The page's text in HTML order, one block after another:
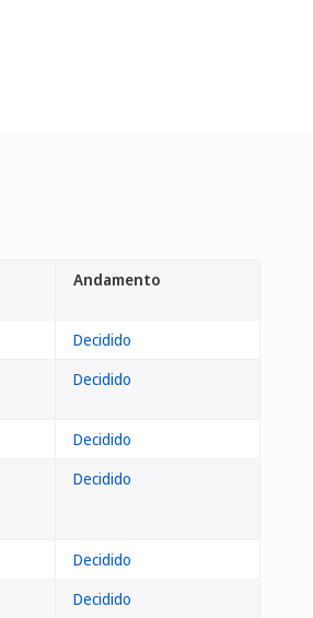
Andamento
Decidido
Decidido
Decidido
Decidido
Decidido
Decidido